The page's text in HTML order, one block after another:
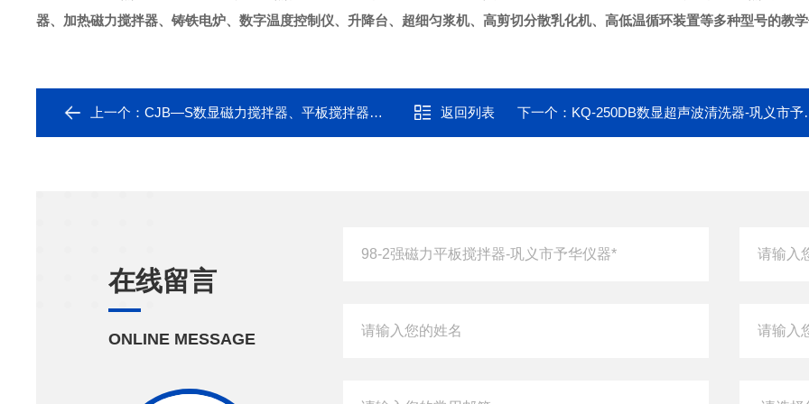
器、加热磁力搅拌器、铸铁电炉、数字温度控制仪、升降台、超细匀浆机、高剪切分散乳化机、高低温循环装置等多种型号的教
上一个： CJB—S数显磁力搅拌器、平板搅拌器价格——予华总厂 返回列表 下一个： KQ-250DB数显超声波清洗器-巩义市予华仪器*
在线留言
ONLINE MESSAGE